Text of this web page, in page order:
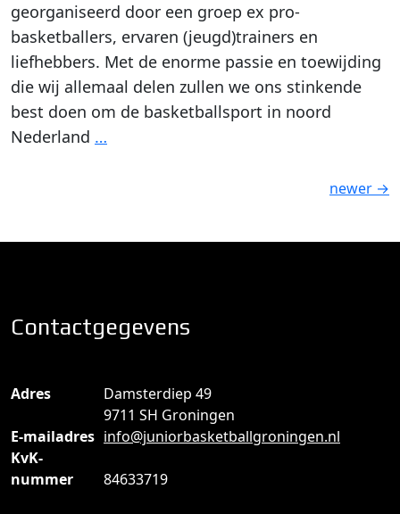
georganiseerd door een groep ex pro-
basketballers, ervaren (jeugd)trainers en
liefhebbers. Met de enorme passie en toewijding
die wij allemaal delen zullen we ons stinkende
best doen om de basketballsport in noord
Nederland …
newer →
Contactgegevens
Adres
Damsterdiep 49
9711 SH Groningen
E-mailadres info@juniorbasketballgroningen.nl
KvK-
nummer
84633719